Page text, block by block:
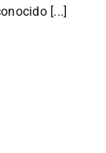
[...]